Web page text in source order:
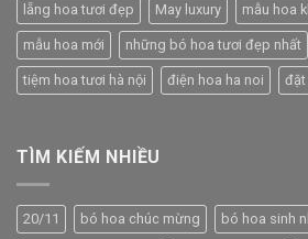
lẵng hoa tươi đẹp May luxury mẫu hoa
mẫu hoa mới những bó hoa tươi đẹp nhất
tiệm hoa tươi hà nội điện hoa ha noi đặt
TÌM KIẾM NHIỀU
20/11 bó hoa chúc mừng bó hoa sinh